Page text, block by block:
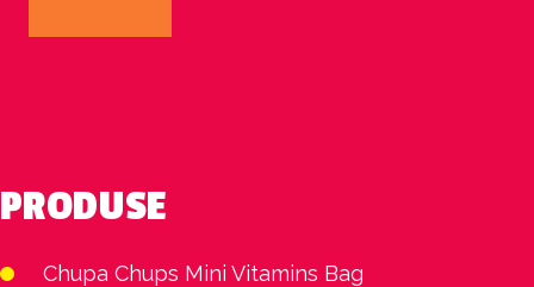
PRODUSE
Chupa Chups Mini Vitamins Bag